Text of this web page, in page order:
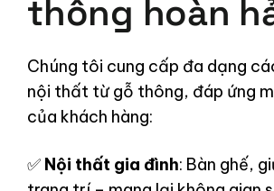
thông hoàn
Chúng tôi cung cấp đa dạng
nội thất từ gỗ thông, đáp ứng
của khách hàng:
✅ Nội thất gia đình: Bàn ghế,